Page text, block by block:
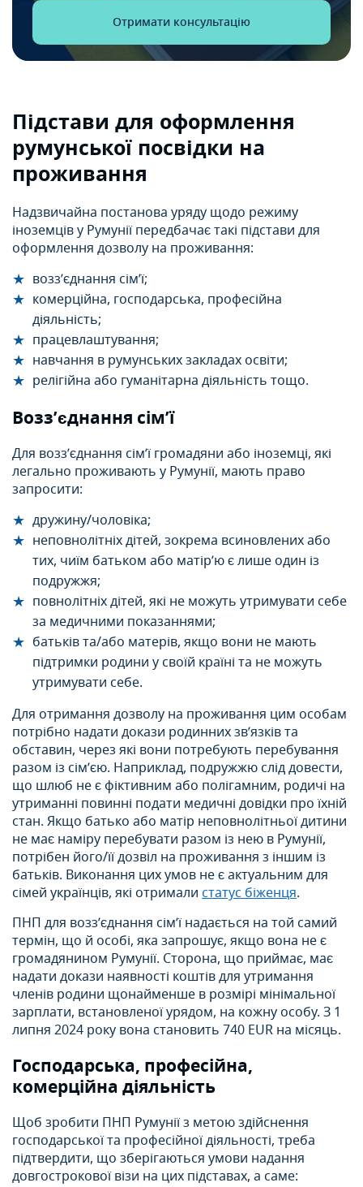
Підстави для оформлення
румунської посвідки на
проживання
Надзвичайна постанова уряду щодо режиму
іноземців у Румунії передбачає такі підстави для
оформлення дозволу на проживання:
возз’єднання сім’ї;
комерційна, господарська, професійна
діяльність;
працевлаштування;
навчання в румунських закладах освіти;
релігійна або гуманітарна діяльність тощо.
Возз’єднання сім’ї
Для возз’єднання сім’ї громадяни або іноземці, які
легально проживають у Румунії, мають право
запросити:
дружину/чоловіка;
неповнолітніх дітей, зокрема всиновлених або
тих, чиїм батьком або матір’ю є лише один із
подружжя;
повнолітніх дітей, які не можуть утримувати себе
за медичними показаннями;
батьків та/або матерів, якщо вони не мають
підтримки родини у своїй країні та не можуть
утримувати себе.
Для отримання дозволу на проживання цим особам
потрібно надати докази родинних зв’язків та
обставин, через які вони потребують перебування
разом із сім’єю. Наприклад, подружжю слід довести,
що шлюб не є фіктивним або полігамним, родичі на
утриманні повинні подати медичні довідки про їхній
стан. Якщо батько або матір неповнолітньої дитини
не має наміру перебувати разом із нею в Румунії,
потрібен його/її дозвіл на проживання з іншим із
батьків. Виконання цих умов не є актуальним для
сімей українців, які отримали статус біженця.
ПНП для возз’єднання сім’ї надається на той самий
термін, що й особі, яка запрошує, якщо вона не є
громадянином Румунії. Сторона, що приймає, має
надати докази наявності коштів для утримання
членів родини щонайменше в розмірі мінімальної
зарплати, встановленої урядом, на кожну особу. З 1
липня 2024 року вона становить 740 EUR на місяць.
Господарська, професійна,
комерційна діяльність
Щоб зробити ПНП Румунії з метою здійснення
господарської та професійної діяльності, треба
підтвердити, що зберігаються умови надання
довгострокової візи на цих підставах, а саме: